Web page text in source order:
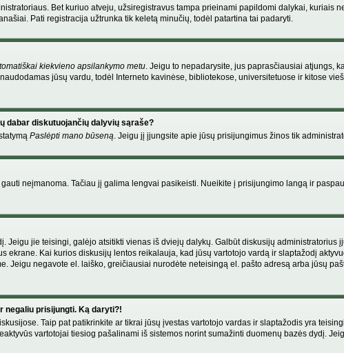
Bet kuriuo atveju, užsiregistravus tampa prieinami papildomi dalykai, kuriais
Pati registracija užtrunka tik keletą minučių, todėl patartina tai padaryti.
kiekvieno apsilankymo metu. Jeigu to nepadarysite, jus paprasčiausiai atjungs,
jūsų vardu, todėl Interneto kavinėse, bibliotekose, universitetuose ir kitose
dabar diskutuojančių dalyvių sąraše?
Paslėpti mano būseną. Jeigu jį įjungsite apie jūsų prisijungimus žinos tik
neįmanoma. Tačiau jį galima lengvai pasikeisti. Nueikite į prisijungimo langą ir
Jeigu jie teisingi, galėjo atsitikti vienas iš dviejų dalykų. Galbūt diskusijų
ekrane. Kai kurios diskusijų lentos reikalauja, kad jūsų vartotojo vardą ir slaptažodį
Jeigu negavote el. laiško, greičiausiai nurodėte neteisingą el. pašto adresą arba jūsų
negaliu prisijungti. Ką daryti?!
Taip pat patikrinkite ar tikrai jūsų įvestas vartotojo vardas ir slaptažodis yra
vartotojai tiesiog pašalinami iš sistemos norint sumažinti duomenų bazės dydį.